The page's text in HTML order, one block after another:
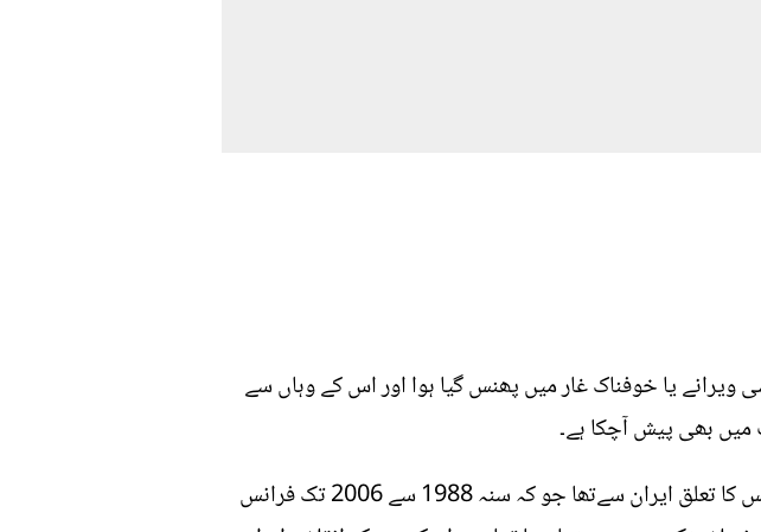
یا خوفناک غار میں پھنس گیا ہوا اور اس کے وہاں سے
میں بھی پیش آچکا ہے۔
ایسے ہی مہران کریمی نصیری نامی ایک شخص کا واقعہ بہت مشہور ہے جس کا تعلق ایران سےتھا جو کہ سنہ 1988 سے 2006 تک فرانس